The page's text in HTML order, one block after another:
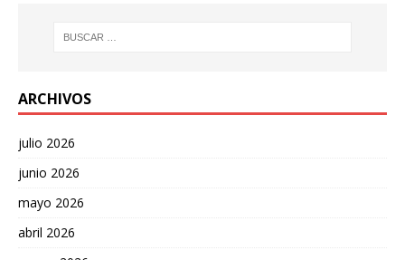
ARCHIVOS
julio 2026
junio 2026
mayo 2026
abril 2026